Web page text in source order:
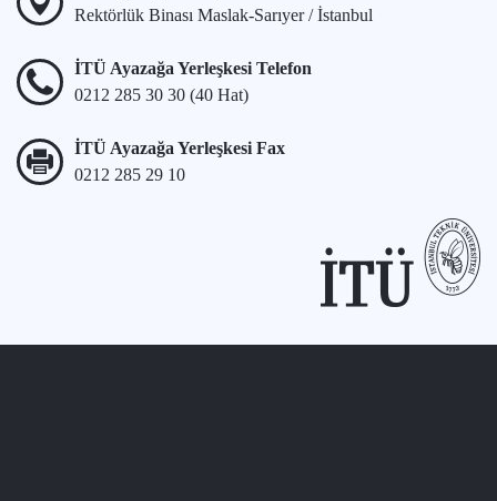
Rektörlük Binası Maslak-Sarıyer / İstanbul
İTÜ Ayazağa Yerleşkesi Telefon
0212 285 30 30 (40 Hat)
İTÜ Ayazağa Yerleşkesi Fax
0212 285 29 10